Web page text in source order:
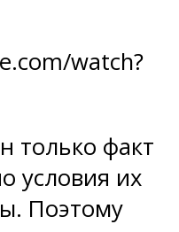
watch?
только факт
условия их
Поэтому